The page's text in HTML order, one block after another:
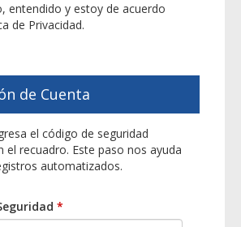
entendido y estoy de acuerdo
de Privacidad.
de Cuenta
el código de seguridad
el recuadro. Este paso nos ayuda
automatizados.
*